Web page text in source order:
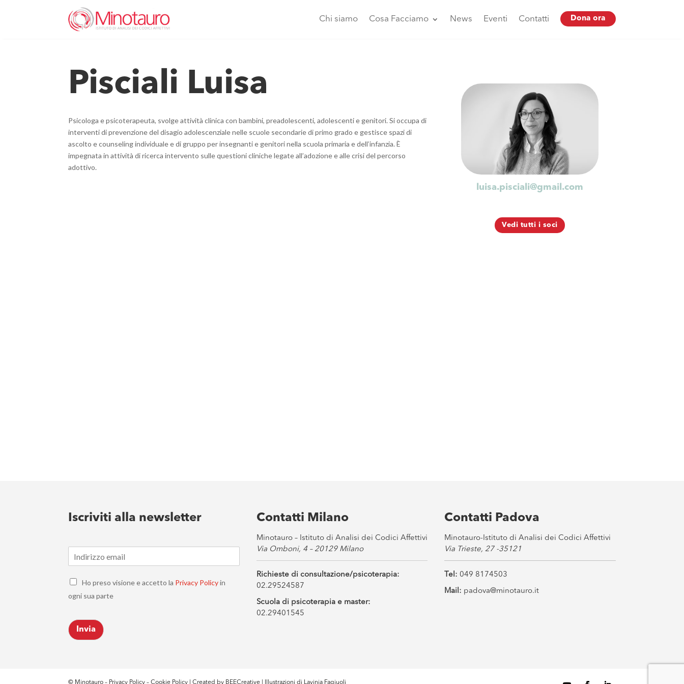
Chi siamo Cosa Facciamo News Eventi Contatti Dona ora
Pisciali Luisa
Psicologa e psicoterapeuta, svolge attività clinica con bambini, preadolescenti, adolescenti e genitori. Si occupa di
interventi di prevenzione del disagio adolescenziale nelle scuole secondarie di primo grado e gestisce spazi di
ascolto e counseling individuale e di gruppo per insegnanti e genitori nella scuola primaria e dell’infanzia. È
impegnata in attività di ricerca intervento sulle questioni cliniche legate all’adozione e alle crisi del percorso
adottivo.
luisa.pisciali@gmail.com
Vedi tutti i soci
Iscriviti alla newsletter
m
iC
e
k
b
o
Ho preso visione e accetto la Privacy Policyin
ogni sua parte
Invia
Contatti Milano
Minotauro – Istituto di Analisi dei Codici Affettivi
Via Omboni, 4 – 20129 Milano
Richieste di consultazione/psicoterapia:
02.29524587
Scuola di psicoterapia e master:
02.29401545
Contatti Padova
Minotauro-Istituto di Analisi dei Codici Affettivi
Via Trieste, 27 -35121
Tel: 049 8174503
Mail: padova@minotauro.it
© Minotauro – Privacy Policy –Cookie Policy | Created by BEECreative | Illustrazioni di Lavinia Fagiuoli